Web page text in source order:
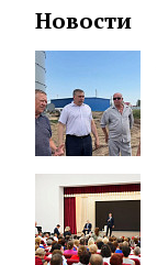
Новости